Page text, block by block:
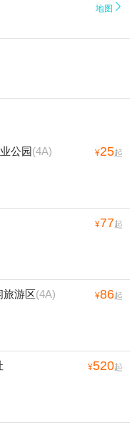
地图 
公园(4A) ¥25起
¥77起
旅游区(4A) ¥86起
¥520起